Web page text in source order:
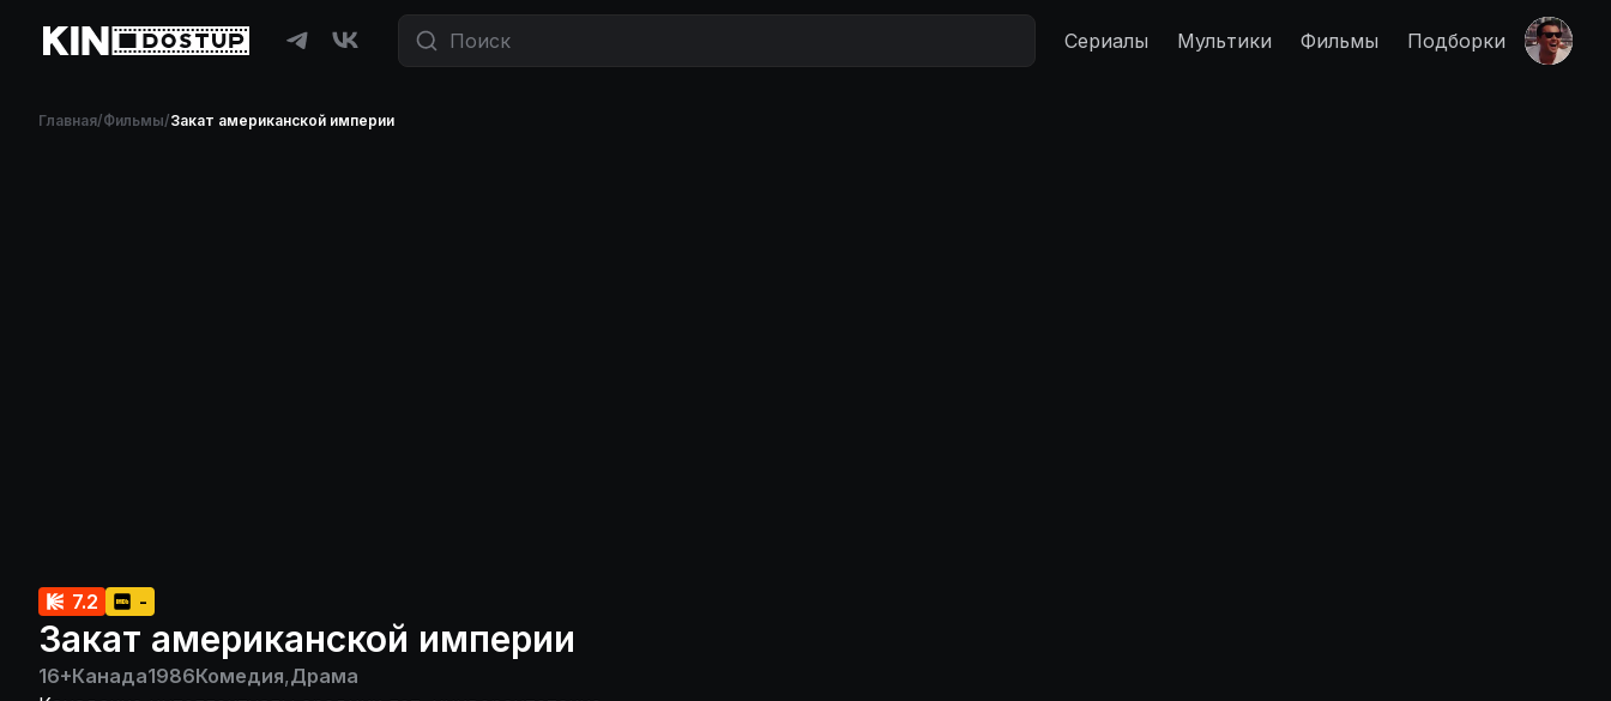
Сериалы Мультики Фильмы Подборки
Главная/Фильмы/Закат американской империи
7.2 -
Закат американской империи
16+Канада1986Комедия,Драма